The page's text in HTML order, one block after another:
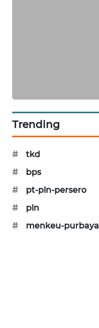
Trending
#
tkd
#
bps
#
pt-pln-persero
#
pln
#
menkeu-purbaya
PORTAL
KONSUMEN
ALPERKLINAS
TAMBANG